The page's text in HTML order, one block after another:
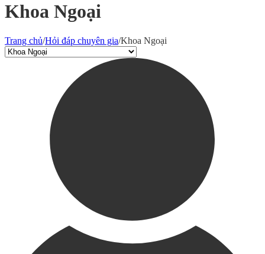
Khoa Ngoại
Trang chủ/Hỏi đáp chuyên gia/Khoa Ngoại